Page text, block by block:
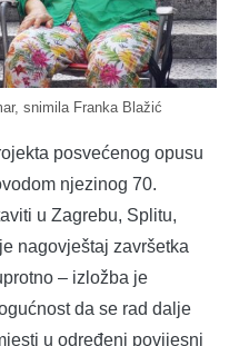
snimila Franka Blažić
posvećenog opusu
njezinog 70.
u Zagrebu, Splitu,
nagovještaj završetka
– izložba je
da se rad dalje
u određeni povijesni